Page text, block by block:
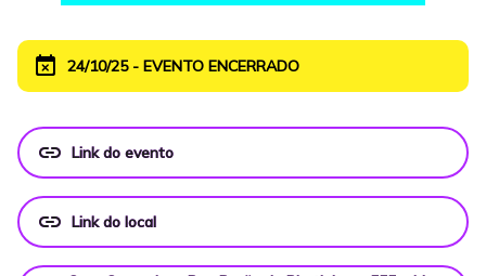
event_busy 24/10/25 - EVENTO ENCERRADO
link Link do evento
link Link do local